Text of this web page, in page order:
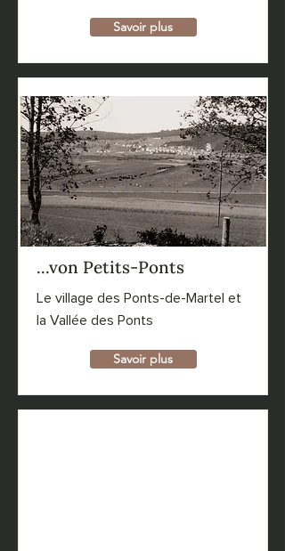
Savoir plus
...von Petits-Ponts
Le village des Ponts-de-Martel et
la Vallée des Ponts
Savoir plus